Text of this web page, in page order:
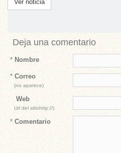
Ver noticia
Deja una comentario
* Nombre
* Correo
(no aparece)
Web
Url del sitiohttp://)
* Comentario